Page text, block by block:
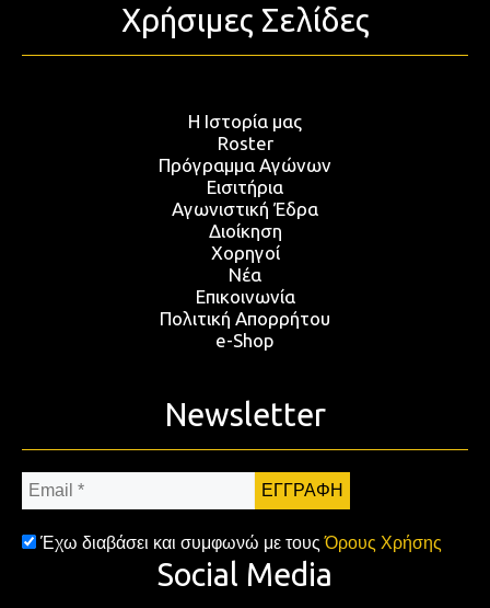
Χρήσιμες Σελίδες
Η Ιστορία μας
Roster
Πρόγραμμα Αγώνων
Εισιτήρια
Αγωνιστική Έδρα
Διοίκηση
Χορηγοί
Νέα
Επικοινωνία
Πολιτική Απορρήτου
e-Shop
Newsletter
Email
*
Έχω διαβάσει και συμφωνώ με τουςΌρους Χρήσης
Social Media